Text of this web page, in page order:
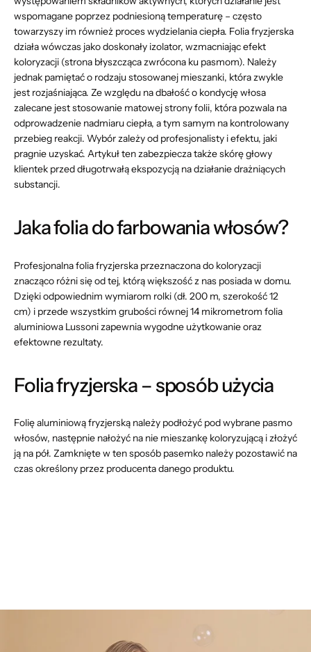
wspomagane poprzez podniesioną temperaturę – często
towarzyszy im również proces wydzielania ciepła. Folia fryzjerska
działa wówczas jako doskonały izolator, wzmacniając efekt
koloryzacji (strona błyszcząca zwrócona ku pasmom). Należy
jednak pamiętać o rodzaju stosowanej mieszanki, która zwykle
jest rozjaśniająca. Ze względu na dbałość o kondycję włosa
zalecane jest stosowanie matowej strony folii, która pozwala na
odprowadzenie nadmiaru ciepła, a tym samym na kontrolowany
przebieg reakcji. Wybór zależy od profesjonalisty i efektu, jaki
pragnie uzyskać. Artykuł ten zabezpiecza także skórę głowy
klientek przed długotrwałą ekspozycją na działanie drażniących
substancji.
Jaka folia do farbowania włosów?
Profesjonalna folia fryzjerska przeznaczona do koloryzacji
znacząco różni się od tej, którą większość z nas posiada w domu.
Dzięki odpowiednim wymiarom rolki (dł. 200 m, szerokość 12
cm) i przede wszystkim grubości równej 14 mikrometrom folia
aluminiowa Lussoni zapewnia wygodne użytkowanie oraz
efektowne rezultaty.
Folia fryzjerska – sposób użycia
Folię aluminiową fryzjerską należy podłożyć pod wybrane pasmo
włosów, następnie nałożyć na nie mieszankę koloryzującą i złożyć
ją na pół. Zamknięte w ten sposób pasemko należy pozostawić na
czas określony przez producenta danego produktu.